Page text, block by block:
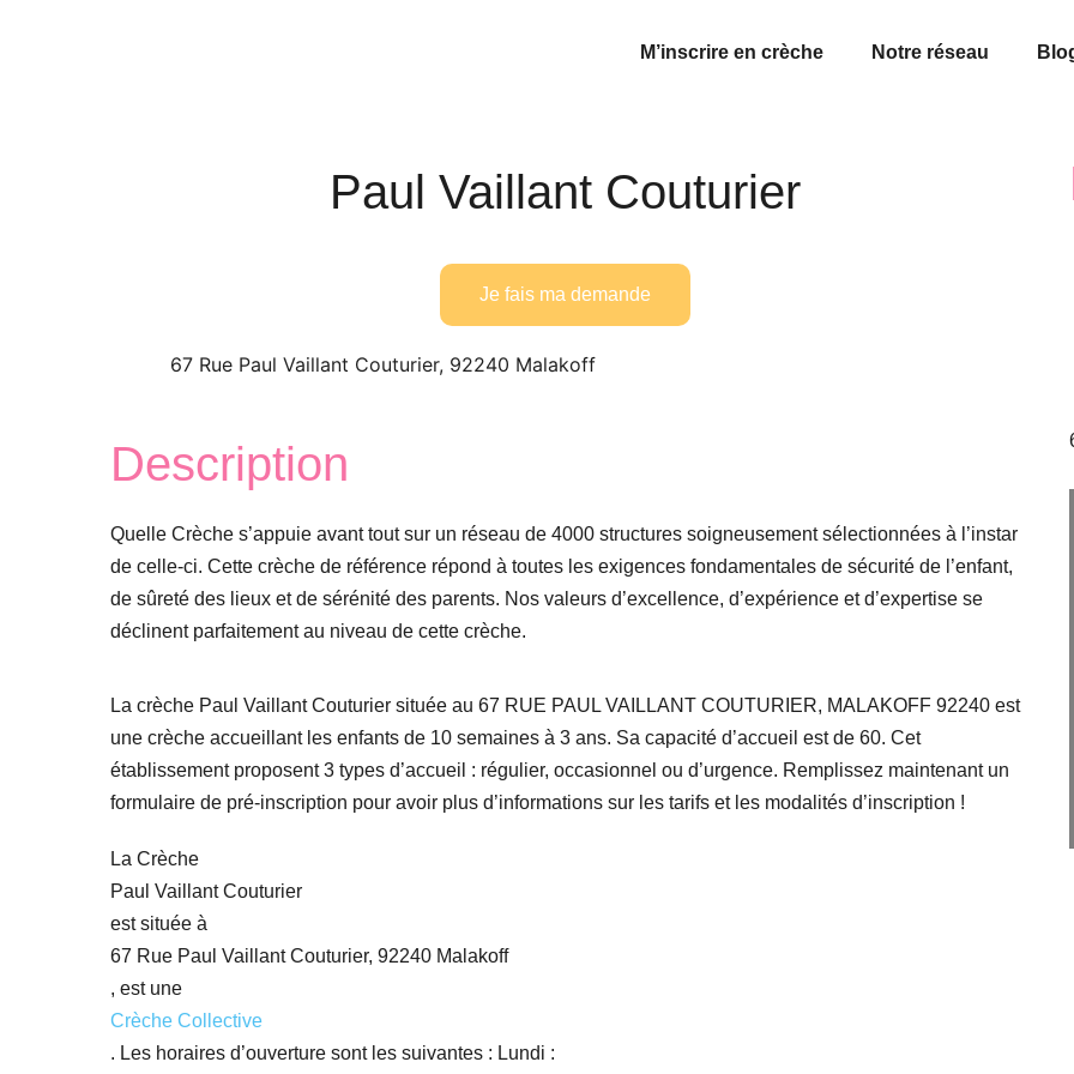
M’inscrire en crèche Notre réseau
Paul Vaillant Couturier
Je fais ma demande
67 Rue Paul Vaillant Couturier, 92240 Malakoff
Description
Quelle Crèche s’appuie avant tout sur un réseau de 4000 structures soigneusement sélectionnées à l’instar
de celle-ci. Cette crèche de référence répond à toutes les exigences fondamentales de sécurité de l’enfant,
de sûreté des lieux et de sérénité des parents. Nos valeurs d’excellence, d’expérience et d’expertise se
déclinent parfaitement au niveau de cette crèche.
La crèche Paul Vaillant Couturier située au 67 RUE PAUL VAILLANT COUTURIER, MALAKOFF 92240 est
une crèche accueillant les enfants de 10 semaines à 3 ans. Sa capacité d’accueil est de 60. Cet
établissement proposent 3 types d’accueil : régulier, occasionnel ou d’urgence. Remplissez maintenant un
formulaire de pré-inscription pour avoir plus d’informations sur les tarifs et les modalités d’inscription !
La Crèche
Paul Vaillant Couturier
est située à
67 Rue Paul Vaillant Couturier, 92240 Malakoff
, est une
Crèche Collective
. Les horaires d’ouverture sont les suivantes : Lundi :